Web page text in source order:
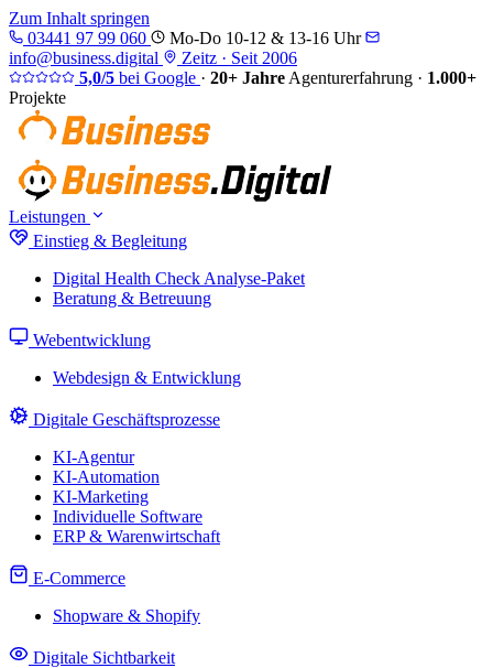
Zum Inhalt springen
03441 97 99 060
Mo-Do 10-12 & 13-16 Uhr
info@business.digital
Zeitz · Seit 2006
5,0/5 bei Google · 20+ Jahre Agenturerfahrung · 1.000+
Projekte
Leistungen
Einstieg & Begleitung
Digital Health Check Analyse-Paket
Beratung & Betreuung
Webentwicklung
Webdesign & Entwicklung
Digitale Geschäftsprozesse
KI-Agentur
KI-Automation
KI-Marketing
Individuelle Software
ERP & Warenwirtschaft
E-Commerce
Shopware & Shopify
Digitale Sichtbarkeit